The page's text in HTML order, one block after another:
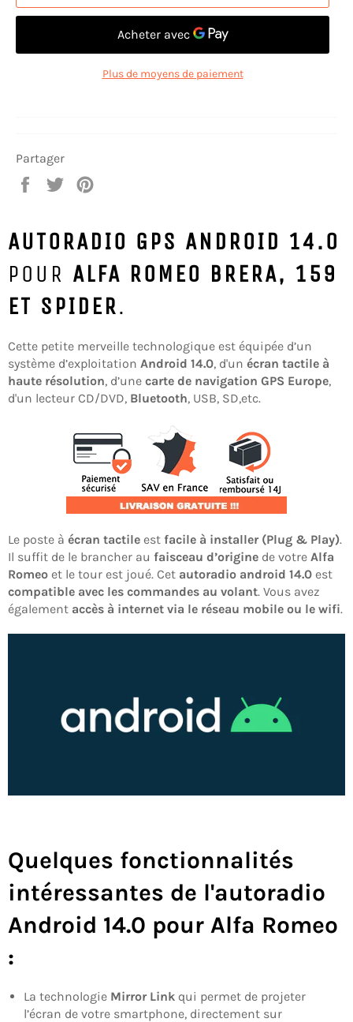
Plus de moyens de paiement
Partager
PartagerTweeter
AUTORADIO GPS ANDROID 14.0
POUR ALFA ROMEO BRERA, 159
ET SPIDER.
Cette petite merveille technologique est équipée d’un
système d’exploitation Android 14.0, d'un écran tactile à
haute résolution, d’une carte de navigation GPS Europe,
d'un lecteur CD/DVD, Bluetooth, USB, SD,etc.
Le poste à écran tactile est facile à installer (Plug & Play).
Il suffit de le brancher au faisceau d’origine de votre Alfa
Romeo et le tour est joué. Cet autoradio android 14.0 est
compatible avec les commandes au volant. Vous avez
également accès à internet via le réseau mobile ou le wifi.
Quelques fonctionnalités
intéressantes de l'autoradio
Android 14.0 pour Alfa Romeo
:
La technologie Mirror Link qui permet de projeter
l’écran de votre smartphone, directement sur